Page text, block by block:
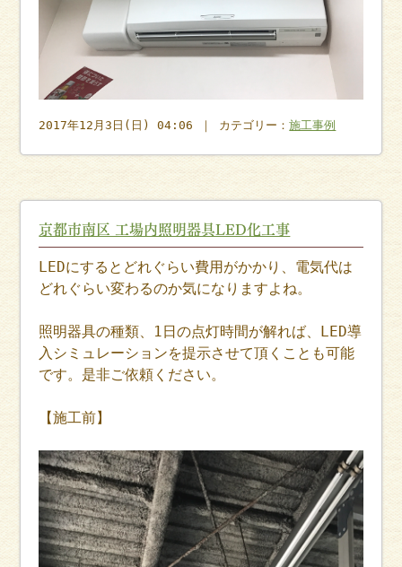
2017年12月3日(日) 04:06 ｜ カテゴリー：施工事例
京都市南区 工場内照明器具LED化工事
LEDにするとどれぐらい費用がかかり、電気代は
どれぐらい変わるのか気になりますよね。
照明器具の種類、1日の点灯時間が解れば、LED導
入シミュレーションを提示させて頂くことも可能
です。是非ご依頼ください。
【施工前】